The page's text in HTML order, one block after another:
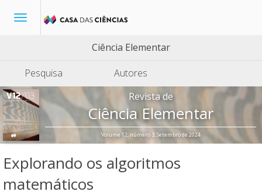
Toggle
Ciência Elementar
Pesquisa
Autores
Revista de
Ciência Elementar
Volume 12, número 3, Setembro de 2024
Explorando os algoritmos
matemáticos